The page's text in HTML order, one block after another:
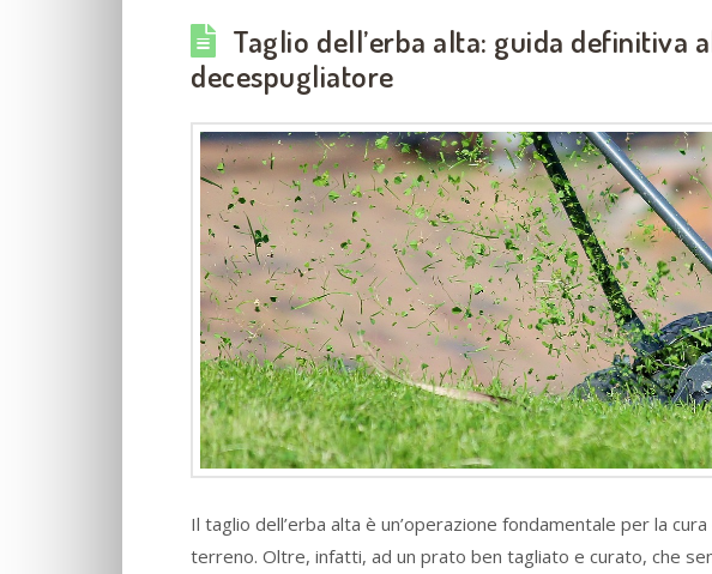
Taglio dell’erba alta: guida definitiva
decespugliatore
Il taglio dell’erba alta è un’operazione fondamentale per la
terreno. Oltre, infatti, ad un prato ben tagliato e curato, che